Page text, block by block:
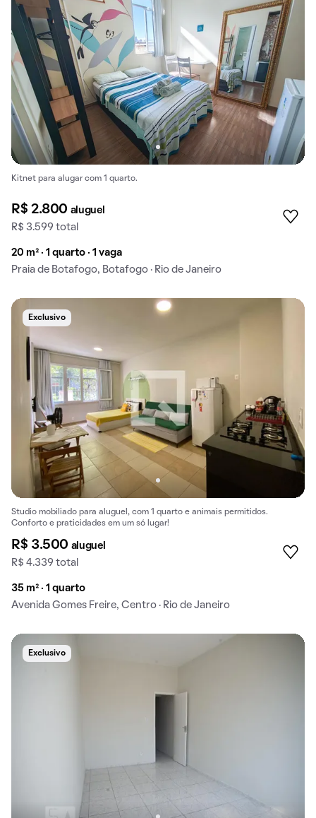
Kitnet para alugar com 1 quarto.
R$ 2.800 aluguel
R$ 3.599 total
20 m² · 1 quarto · 1 vaga
Praia de Botafogo, Botafogo · Rio de Janeiro
Exclusivo
Studio mobiliado para aluguel, com 1 quarto e animais permitidos.
Conforto e praticidades em um só lugar!
R$ 3.500 aluguel
R$ 4.339 total
35 m² · 1 quarto
Avenida Gomes Freire, Centro · Rio de Janeiro
Exclusivo